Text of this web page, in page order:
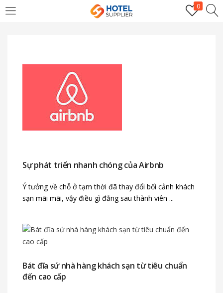
0
Login
Lost password?
Sự phát triển nhanh chóng của Airbnb
Ý tưởng về chỗ ở tạm thời đã thay đổi bối cảnh khách
sạn mãi mãi, vậy điều gì đằng sau thành viên ...
Bát đĩa sứ nhà hàng khách sạn từ tiêu chuẩn
đến cao cấp